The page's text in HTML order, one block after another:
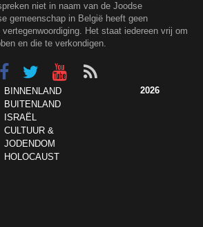
niet in naam van de Joodse
gemeenschap in België heeft geen
Het staat iedereen vrij om
en die te verkondigen.
BINNENLAND
BUITENLAND
ISRAËL
CULTUUR &
JODENDOM
HOLOCAUST
2026